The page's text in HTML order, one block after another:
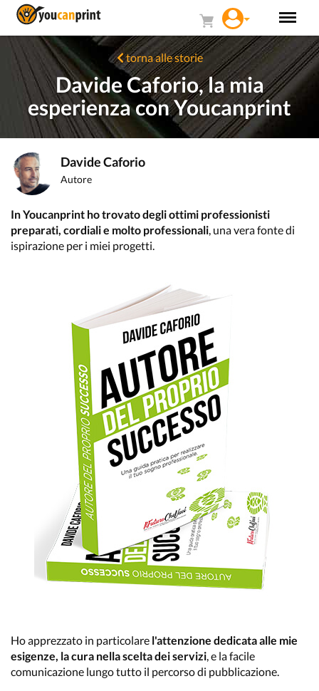
torna alle storie
Davide Caforio, la mia
esperienza con Youcanprint
Davide Caforio
Autore
In Youcanprint ho trovato degli ottimi professionisti
preparati, cordiali e molto professionali, una vera fonte di
ispirazione per i miei progetti.
Ho apprezzato in particolare l'attenzione dedicata alle mie
esigenze, la cura nella scelta dei servizi, e la facile
comunicazione lungo tutto il percorso di pubblicazione.